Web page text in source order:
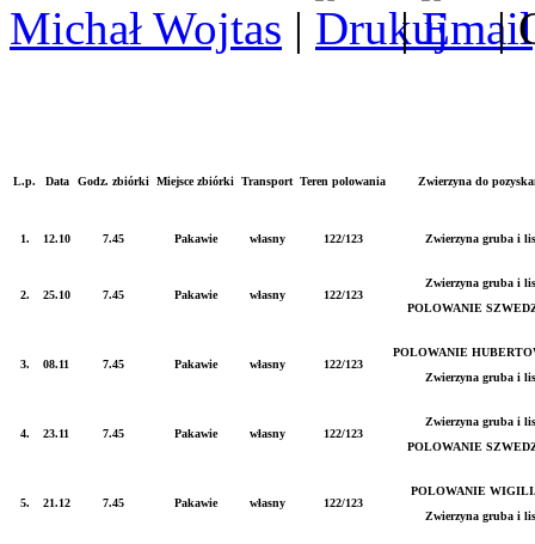
Michał Wojtas | | |
L.p. Data Godz. zbiórki Miejsce zbiórki Transport Teren polowania Zwierzyna do
1. 12.10 7.45 Pakawie własny 122/123 Zwierzyna gruba i
2. 25.10 7.45 Pakawie własny 122/123
Zwierzyna gruba i
POLOWANIE
3. 08.11 7.45 Pakawie własny 122/123
POLOWANIE
Zwierzyna gruba i
4. 23.11 7.45 Pakawie własny 122/123
Zwierzyna gruba i
POLOWANIE
5. 21.12 7.45 Pakawie własny 122/123
POLOWANIE
Zwierzyna gruba i